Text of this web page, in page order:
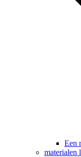
Een
materialen